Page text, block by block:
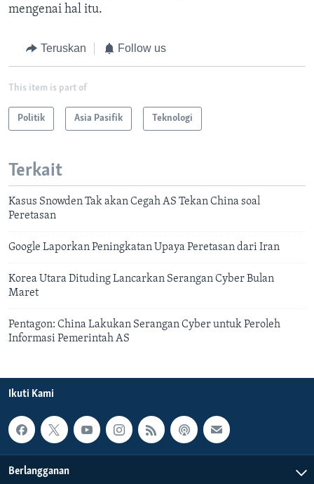
mengenai hal itu.
Teruskan Follow us
This item is part of
Politik Asia Pasifik Teknologi
Terkait
Kasus Snowden Tak akan Cegah AS Tekan China soal
Peretasan
Google Laporkan Peningkatan Upaya Peretasan dari Iran
Korea Utara Dituding Lancarkan Serangan Cyber Bulan
Maret
Pentagon: China Lakukan Serangan Cyber untuk Peroleh
Informasi Pemerintah AS
Ikuti Kami
Berlangganan